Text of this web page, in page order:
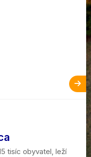
tisíc obyvatel, leží